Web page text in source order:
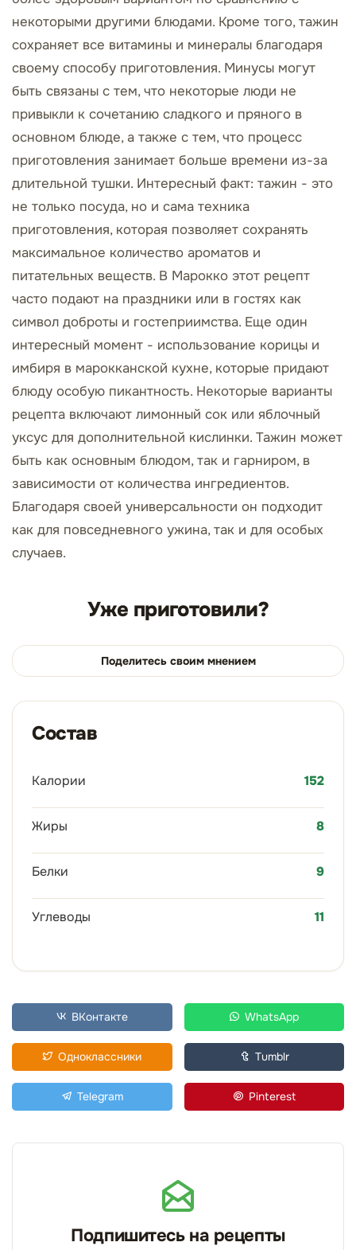
некоторыми другими блюдами. Кроме того, тажин
сохраняет все витамины и минералы благодаря
своему способу приготовления. Минусы могут
быть связаны с тем, что некоторые люди не
привыкли к сочетанию сладкого и пряного в
основном блюде, а также с тем, что процесс
приготовления занимает больше времени из-за
длительной тушки. Интересный факт: тажин - это
не только посуда, но и сама техника
приготовления, которая позволяет сохранять
максимальное количество ароматов и
питательных веществ. В Марокко этот рецепт
часто подают на праздники или в гостях как
символ доброты и гостеприимства. Еще один
интересный момент - использование корицы и
имбиря в марокканской кухне, которые придают
блюду особую пикантность. Некоторые варианты
рецепта включают лимонный сок или яблочный
уксус для дополнительной кислинки. Тажин может
быть как основным блюдом, так и гарниром, в
зависимости от количества ингредиентов.
Благодаря своей универсальности он подходит
как для повседневного ужина, так и для особых
случаев.
Уже приготовили?
Поделитесь своим мнением
Состав
Калории 152
Жиры 8
Белки 9
Углеводы 11
ВКонтакте WhatsApp
Одноклассники Tumblr
Telegram Pinterest
Подпишитесь на рецепты